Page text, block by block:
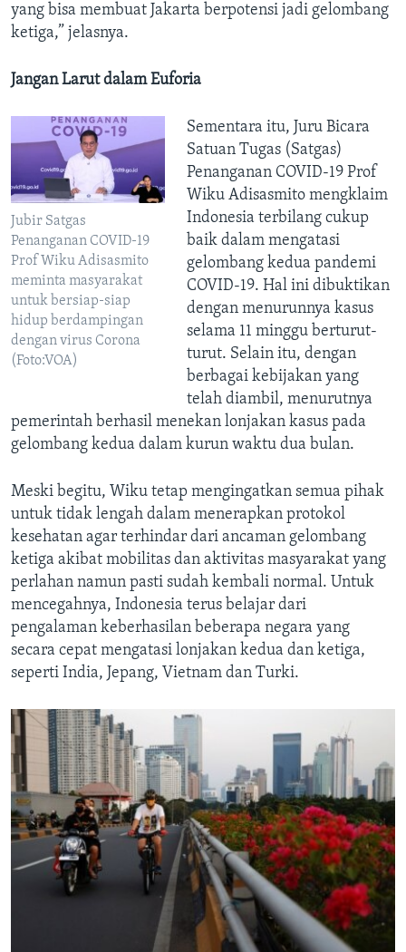
yang bisa membuat Jakarta berpotensi jadi gelombang
ketiga,” jelasnya.
Jangan Larut dalam Euforia
Jubir Satgas
Penanganan COVID-19
Prof Wiku Adisasmito
meminta masyarakat
untuk bersiap-siap
hidup berdampingan
dengan virus Corona
(Foto:VOA)
Sementara itu, Juru Bicara
Satuan Tugas (Satgas)
Penanganan COVID-19 Prof
Wiku Adisasmito mengklaim
Indonesia terbilang cukup
baik dalam mengatasi
gelombang kedua pandemi
COVID-19. Hal ini dibuktikan
dengan menurunnya kasus
selama 11 minggu berturut-
turut. Selain itu, dengan
berbagai kebijakan yang
telah diambil, menurutnya
pemerintah berhasil menekan lonjakan kasus pada
gelombang kedua dalam kurun waktu dua bulan.
Meski begitu, Wiku tetap mengingatkan semua pihak
untuk tidak lengah dalam menerapkan protokol
kesehatan agar terhindar dari ancaman gelombang
ketiga akibat mobilitas dan aktivitas masyarakat yang
perlahan namun pasti sudah kembali normal. Untuk
mencegahnya, Indonesia terus belajar dari
pengalaman keberhasilan beberapa negara yang
secara cepat mengatasi lonjakan kedua dan ketiga,
seperti India, Jepang, Vietnam dan Turki.